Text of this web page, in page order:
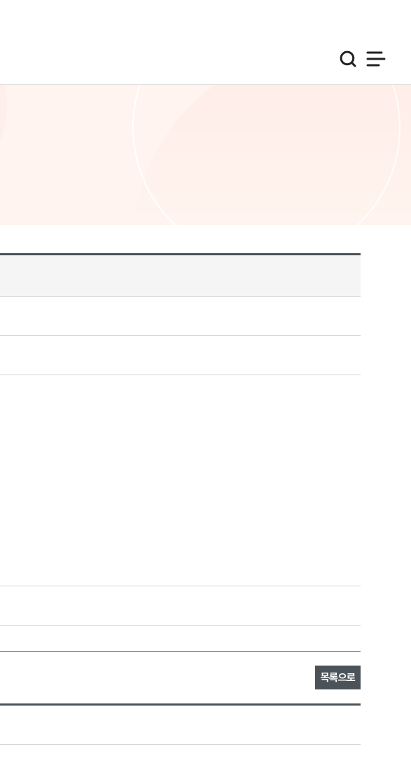
검색
사이트맵
목록으로